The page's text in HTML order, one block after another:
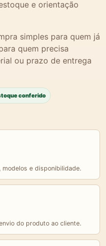
e orientação
simples para quem já
quem precisa
ou prazo de entrega
conferido
e disponibilidade.
do produto ao cliente.